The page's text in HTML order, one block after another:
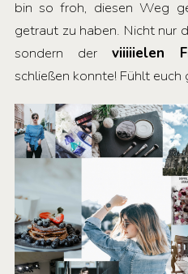
bin so froh, diesen Weg
getraut zu haben. Nicht nur
sondern der viiiiielen
schließen konnte! Fühlt euch